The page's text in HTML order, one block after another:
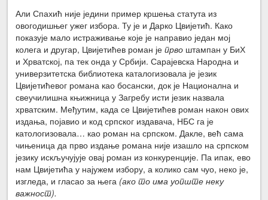
Али Спахић није једини пример кршења статута из
овогодишњег ужег избора. Ту је и Дарко Цвијетић. Како
показује мало истраживање које је направио један мој
колега и другар, Цвијетићев роман јепрво штампан у БиХ
и Хрватској, па тек онда у Србији. Сарајевска Народна и
универзитетска библиотека каталогизовала је језик
Цвијетићевог романа као босански, док је Национална и
свеучилишна књижница у Загребу исти језик назвала
хрватским. Међутим, када се Цвијетићев роман након ових
издања, појавио и код српског издавача, НБС га је
катологизовала… као роман на српском. Дакле, већ сама
чињеница да прво издање романа није изашло на српском
језику искључујује овај роман из конкуренције. Па ипак, ево
нам Цвијетића у најужем избору, а колико сам чуо, неко је,
изгледа, и гласао за њега (ако то има уопште неку
важност).